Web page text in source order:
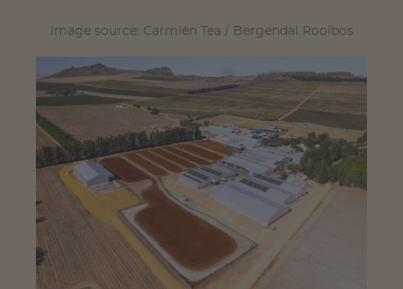
Image source: Carmién Tea / Bergendal Rooibos